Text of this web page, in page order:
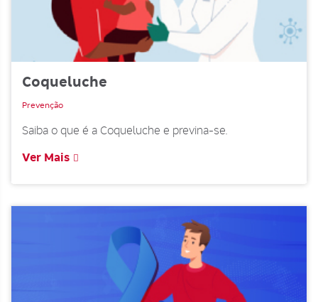
Coqueluche
Prevenção
Saiba o que é a Coqueluche e previna-se.
Ver Mais